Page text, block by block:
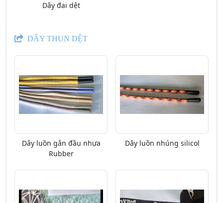
Dây đai dệt
DÂY THUN DỆT
Dây luồn gắn đầu nhựa
Rubber
Dây luồn nhúng silicol